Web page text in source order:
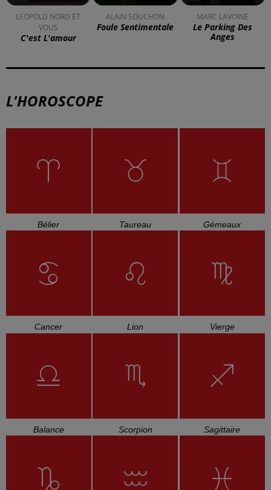
LEOPOLD NORD ET
VOUS
C'est L'amour
ALAIN SOUCHON
Foule Sentimentale
MARC LAVOINE
Le Parking Des
Anges
L'HOROSCOPE
Bélier Taureau Gémeaux
Cancer Lion Vierge
Balance Scorpion Sagittaire